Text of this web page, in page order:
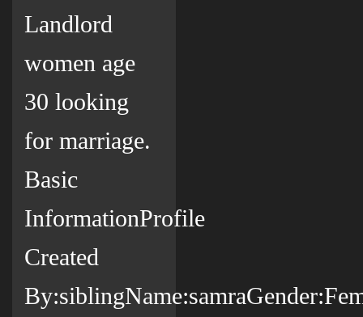
Landlord
women age
30 looking
for marriage.
Basic
InformationProfile
Created